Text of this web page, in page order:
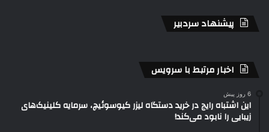
پیشنهاد سردبیر
اخبار مرتبط با سرویس
6 روز پیش
این اشتباه رایج در خرید دستگاه لیزر کیوسوئیچ، سرمایه کلینیک‌های
زیبایی را نابود می‌کند!